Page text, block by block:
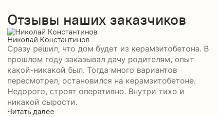
Отзывы наших заказчиков
Николай Константинов
Сразу решил, что дом будет из керамзитобетона. В
прошлом году заказывал дачу родителям, опыт
какой-никакой был. Тогда много вариантов
пересмотрел, остановился на керамзитобетоне.
Недорого, строят оперативно. Внутри тихо и
никакой сырости.
Читать далее